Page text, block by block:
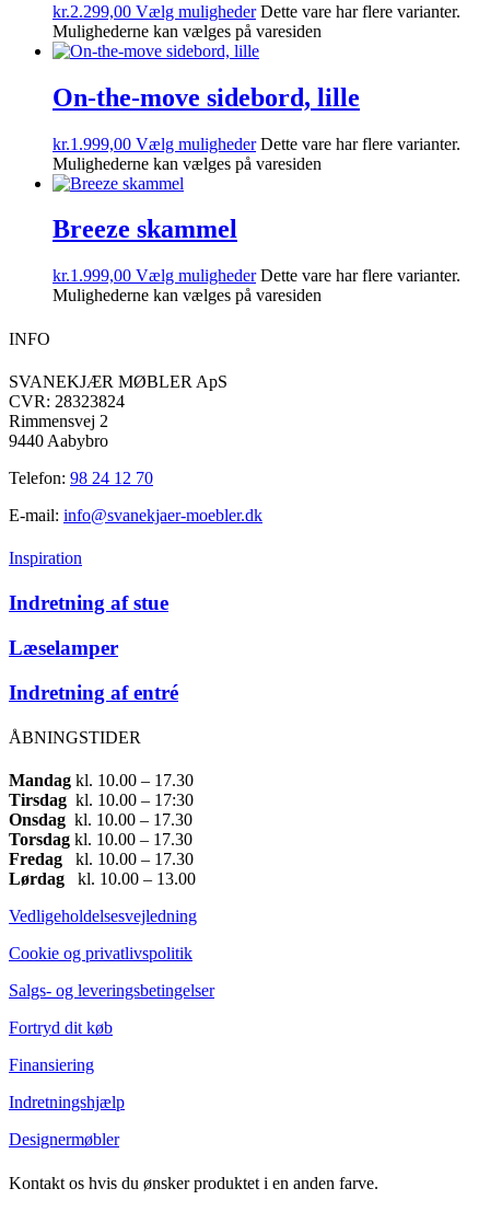
kr.2.299,00 Vælg muligheder Dette vare har flere varianter.
Mulighederne kan vælges på varesiden
On-the-move sidebord, lille
kr.1.999,00 Vælg muligheder Dette vare har flere varianter.
Mulighederne kan vælges på varesiden
Breeze skammel
kr.1.999,00 Vælg muligheder Dette vare har flere varianter.
Mulighederne kan vælges på varesiden
INFO
SVANEKJÆR MØBLER ApS
CVR: 28323824
Rimmensvej 2
9440 Aabybro
Telefon: 98 24 12 70
E-mail: info@svanekjaer-moebler.dk
Inspiration
Indretning af stue
Læselamper
Indretning af entré
ÅBNINGSTIDER
Mandag ​ kl. 10.00 – 17.30​
Tirsdag ​ kl. 10.00 – 17:30​
Onsdag ​ kl. 10.00 – 17.30​
Torsdag ​ kl. 10.00 – 17.30​
Fredag ​ kl. 10.00 – 17.30​
Lørdag ​ kl. 10.00 – 13.00
Vedligeholdelsesvejledning
Cookie og privatlivspolitik
Salgs- og leveringsbetingelser
Fortryd dit køb
Finansiering
Indretningshjælp
Designermøbler
Kontakt os hvis du ønsker produktet i en anden farve.